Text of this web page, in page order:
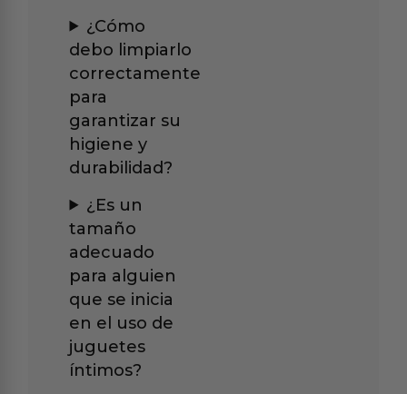
¿Cómo
debo limpiarlo
correctamente
para
garantizar su
higiene y
durabilidad?
¿Es un
tamaño
adecuado
para alguien
que se inicia
en el uso de
juguetes
íntimos?